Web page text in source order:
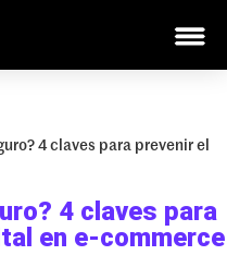
4 claves para prevenir el
4 claves para
en e-commerce